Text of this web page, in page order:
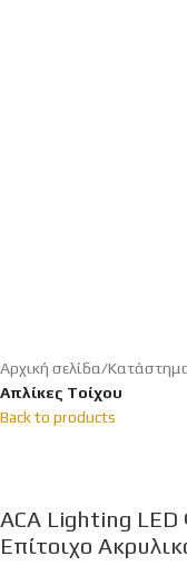
Αρχική σελίδα
Απλίκες Tοίχου
Back to products
ACA Lighting
Επίτοιχο